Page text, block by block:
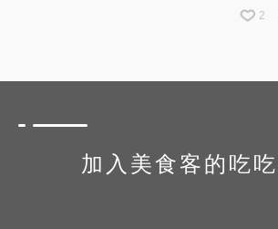
2
加入美食客的吃吃